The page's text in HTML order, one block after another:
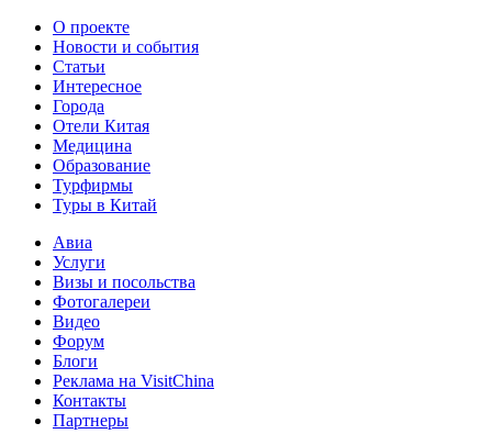
О проекте
Новости и события
Статьи
Интересное
Города
Отели Китая
Медицина
Образование
Турфирмы
Туры в Китай
Авиа
Услуги
Визы и посольства
Фотогалереи
Видео
Форум
Блоги
Реклама на VisitChina
Контакты
Партнеры